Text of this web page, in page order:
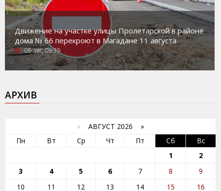
Движение на участке улицы Пролетарской в районе
дома № 66 перекроют в Магадане 11 августа
05-авг, 09:39
АРХИВ
« АВГУСТ 2026 »
Пн
Вт Ср Чт Пт Сб
Вс
1
2
3
4 5 6 7 8
9
10
11 12 13 14 15 16